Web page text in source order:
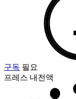
구독 필요
프레스 내전액